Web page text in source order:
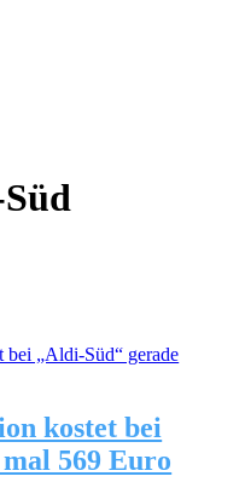
kostet bei
569 Euro